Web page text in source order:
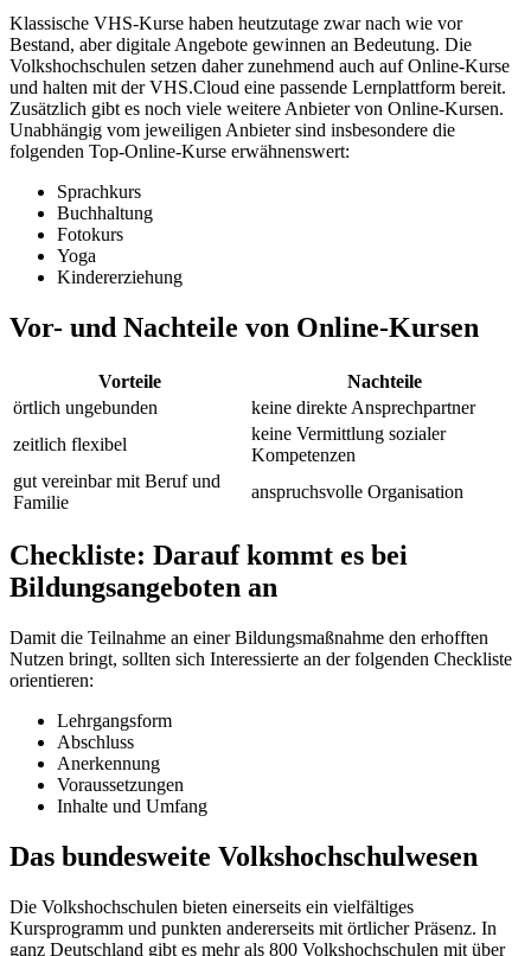
Klassische VHS-Kurse haben heutzutage zwar nach wie vor
Bestand, aber digitale Angebote gewinnen an Bedeutung. Die
Volkshochschulen setzen daher zunehmend auch auf Online-Kurse
und halten mit der VHS.Cloud eine passende Lernplattform bereit.
Zusätzlich gibt es noch viele weitere Anbieter von Online-Kursen.
Unabhängig vom jeweiligen Anbieter sind insbesondere die
folgenden Top-Online-Kurse erwähnenswert:
Sprachkurs
Buchhaltung
Fotokurs
Yoga
Kindererziehung
Vor- und Nachteile von Online-Kursen
Vorteile
Nachteile
örtlich ungebunden
keine direkte Ansprechpartner
zeitlich flexibel
keine Vermittlung sozialer
Kompetenzen
gut vereinbar mit Beruf und
Familie
anspruchsvolle Organisation
Checkliste: Darauf kommt es bei
Bildungsangeboten an
Damit die Teilnahme an einer Bildungsmaßnahme den erhofften
Nutzen bringt, sollten sich Interessierte an der folgenden Checkliste
orientieren:
Lehrgangsform
Abschluss
Anerkennung
Voraussetzungen
Inhalte und Umfang
Das bundesweite Volkshochschulwesen
Die Volkshochschulen bieten einerseits ein vielfältiges
Kursprogramm und punkten andererseits mit örtlicher Präsenz. In
ganz Deutschland gibt es mehr als 800 Volkshochschulen mit über